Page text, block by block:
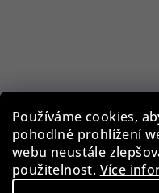
Používáme cookies,
pohodlné prohlížení
webu neustále
použitelnost. Více